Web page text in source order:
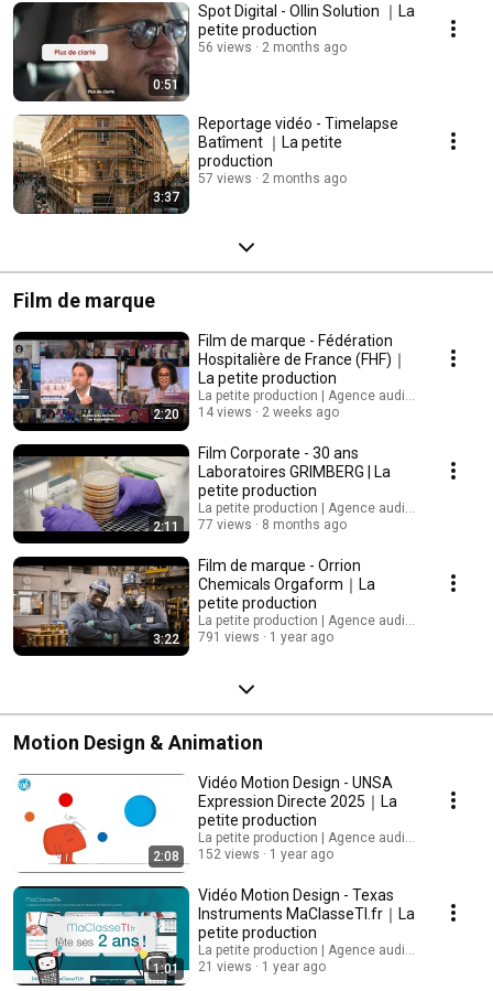
0:51
Spot Digital - Ollin Solution ｜La
petite production
56 views 2 months ago
3:37
Reportage vidéo - Timelapse
Batîment ｜La petite
production
57 views 2 months ago
Film de marque
2:20
Film de marque - Fédération
Hospitalière de France (FHF)｜
La petite production
La petite production | Agence audiovisuelle
14 views
2 weeks ago
2:11
Film Corporate - 30 ans
Laboratoires GRIMBERG | La
petite production
La petite production | Agence audiovisuelle
77 views
8 months ago
3:22
Film de marque - Orrion
Chemicals Orgaform｜La
petite production
La petite production | Agence audiovisuelle
791 views
1 year ago
Motion Design & Animation
2:08
Vidéo Motion Design - UNSA
Expression Directe 2025｜La
petite production
La petite production | Agence audiovisuelle
152 views
1 year ago
1:01
Vidéo Motion Design - Texas
Instruments MaClasseTI.fr｜La
petite production
La petite production | Agence audiovisuelle
21 views
1 year ago